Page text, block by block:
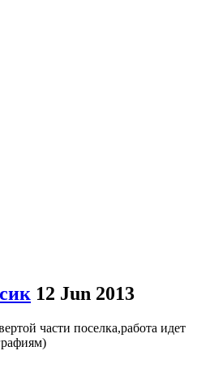
12 Jun 2013
части поселка,работа идет